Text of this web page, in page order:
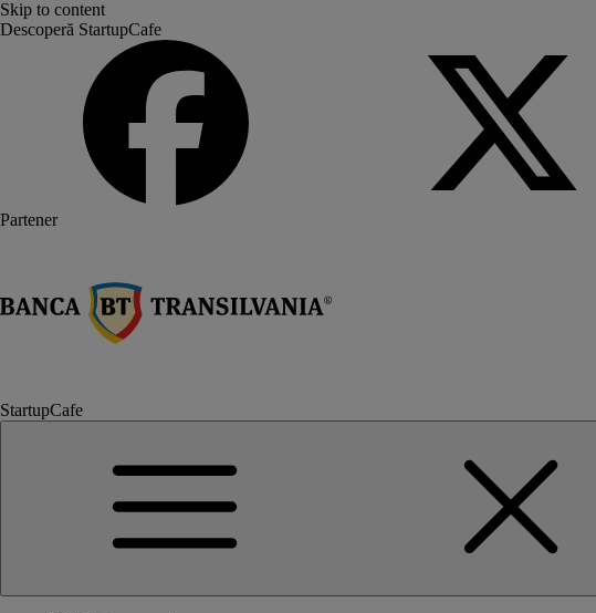
Skip to content
Descoperă StartupCafe
Partener
StartupCafe